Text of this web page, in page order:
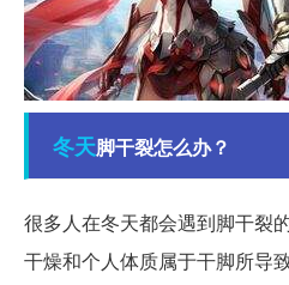
冬天脚干裂怎么办？
很多人在冬天都会遇到脚干裂
干燥和个人体质属于干脚所导